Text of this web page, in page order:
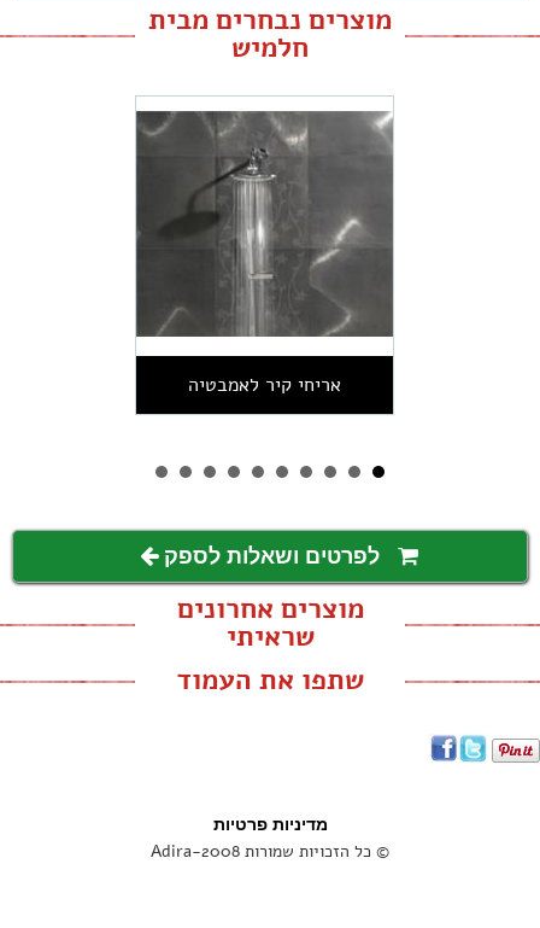
מוצרים נבחרים מבית
חלמיש
אריחי קיר לאמבטיה
לפרטים ושאלות לספק
מוצרים אחרונים
שראיתי
שתפו את העמוד
מדיניות פרטיות
© כל הזכויות שמורות Adira-2008